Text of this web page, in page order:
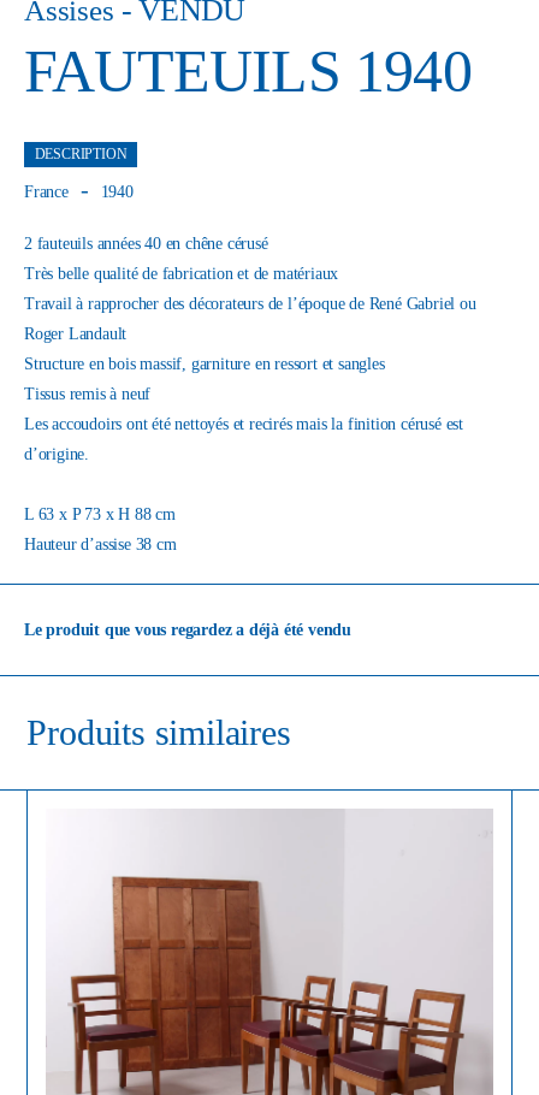
Assises - VENDU
FAUTEUILS 1940
DESCRIPTION
France 1940
2 fauteuils années 40 en chêne cérusé
Très belle qualité de fabrication et de matériaux
Travail à rapprocher des décorateurs de l’époque de René Gabriel ou
Roger Landault
Structure en bois massif, garniture en ressort et sangles
Tissus remis à neuf
Les accoudoirs ont été nettoyés et recirés mais la finition cérusé est
d’origine.
L 63 x P 73 x H 88 cm
Hauteur d’assise 38 cm
Le produit que vous regardez a déjà été vendu
Produits similaires